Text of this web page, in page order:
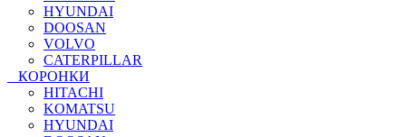
HYUNDAI
DOOSAN
VOLVO
CATERPILLAR
КОРОНКИ
HITACHI
KOMATSU
HYUNDAI